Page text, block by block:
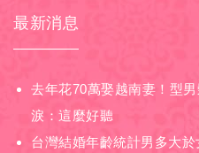
最新消息
去年花70萬娶越南妻！型
淚：這麼好聽
台灣結婚年齡統計男多大